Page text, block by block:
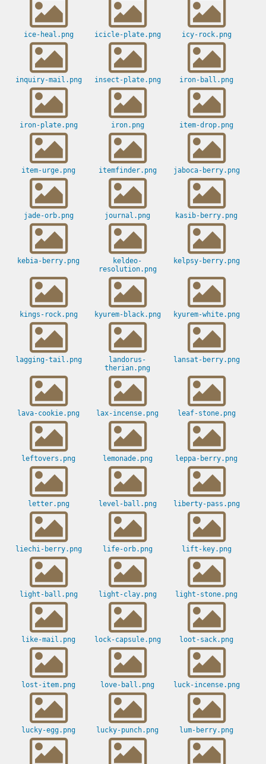
ice-heal.png icicle-plate.png icy-rock.png
inquiry-mail.png insect-plate.png iron-ball.png
iron-plate.png iron.png item-drop.png
item-urge.png itemfinder.png jaboca-berry.png
jade-orb.png journal.png kasib-berry.png
kebia-berry.png
keldeo-
resolution.png
kelpsy-berry.png
kings-rock.png kyurem-black.png kyurem-white.png
lagging-tail.png
landorus-
therian.png
lansat-berry.png
lava-cookie.png lax-incense.png leaf-stone.png
leftovers.png lemonade.png leppa-berry.png
letter.png level-ball.png liberty-pass.png
liechi-berry.png life-orb.png lift-key.png
light-ball.png light-clay.png light-stone.png
like-mail.png lock-capsule.png loot-sack.png
lost-item.png love-ball.png luck-incense.png
lucky-egg.png lucky-punch.png lum-berry.png